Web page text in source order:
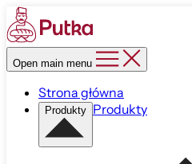
Open main menu
Strona główna
Produkty Produkty